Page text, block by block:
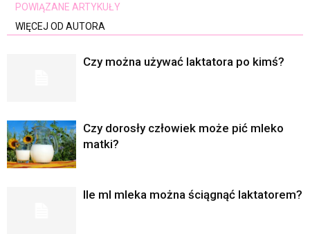
POWIĄZANE ARTYKUŁY
WIĘCEJ OD AUTORA
Czy można używać laktatora po kimś?
Czy dorosły człowiek może pić mleko
matki?
Ile ml mleka można ściągnąć laktatorem?